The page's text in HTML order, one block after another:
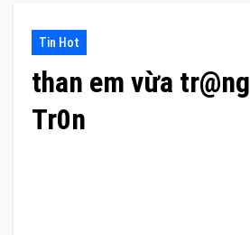
Tin Hot
than em vừa
Tr0n